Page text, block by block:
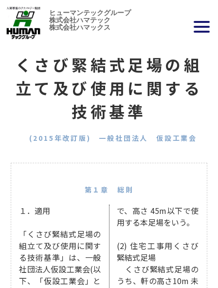
ヒューマンテックグループ
株式会社ハマテック
株式会社ハマックス
くさび緊結式足場の組
立て及び使用に関する
技術基準
(2015年改訂版) 一般社団法人 仮設工業会
第１章 総則
１．適用
「くさび緊結式足場の
組立て及び使用に関す
る技術基準」は、一般
社団法人仮設工業会(以
下、「仮設工業会」と
で、高さ 45m以下で使
用する本足場をいう。
(2) 住宅工事用くさび
緊結式足場
くさび緊結式足場の
うち、軒の高さ10m 未